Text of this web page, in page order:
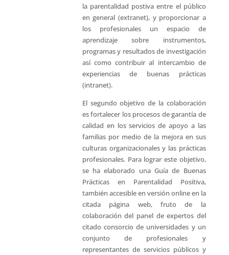
la parentalidad postiva entre el público
en general (extranet), y proporcionar a
los profesionales un espacio de
aprendizaje sobre instrumentos,
programas y resultados de investigación
así como contribuir al intercambio de
experiencias de buenas prácticas
(intranet).
El segundo objetivo de la colaboración
es fortalecer los procesos de garantía de
calidad en los servicios de apoyo a las
familias por medio de la mejora en sus
culturas organizacionales y las prácticas
profesionales. Para lograr este objetivo,
se ha elaborado una Guía de Buenas
Prácticas en Parentalidad Positiva,
también accesible en versión online en la
citada página web, fruto de la
colaboración del panel de expertos del
citado consorcio de universidades y un
conjunto de profesionales y
representantes de servicios públicos y